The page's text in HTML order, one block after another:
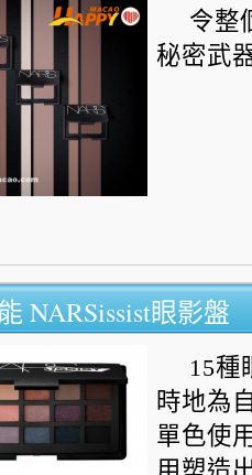
令整
秘密武
NARSissist眼影盤
15種
時地為
單色使